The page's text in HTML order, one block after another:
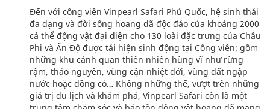
Đến với công viên Vinpearl Safari Phú Quốc, hệ sinh thái
đa dạng và đời sống hoang dã độc đáo của khoảng 2000
cá thể động vật đại diện cho 130 loài đặc trưng của Châu
Phi và Ấn Độ được tái hiện sinh động tại Công viên; gồm
những khu cảnh quan thiên nhiên hùng vĩ như rừng
rậm, thảo nguyên, vùng cận nhiệt đới, vùng đất ngập
nước hoặc đồng cỏ… Không những thế, vượt trên những
giá trị du lịch và khám phá, Vinpearl Safari còn là một